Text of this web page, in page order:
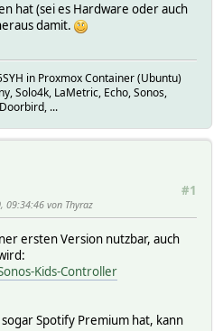
hat (sei es Hardware oder auch
damit.
in Proxmox Container (Ubuntu)
Solo4k, LaMetric, Echo, Sonos,
...
#1
09:34:46 von Thyraz
ersten Version nutzbar, auch
Kids-Controller
Spotify Premium hat, kann